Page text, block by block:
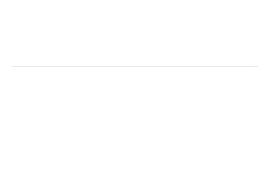
選手たちのダメージを軽減する役目を担っている。